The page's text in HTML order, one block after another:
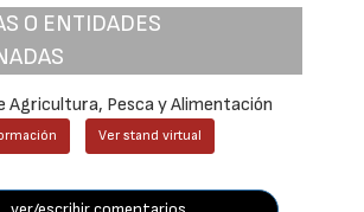
O ENTIDADES
Agricultura, Pesca y Alimentación
Ver stand virtual